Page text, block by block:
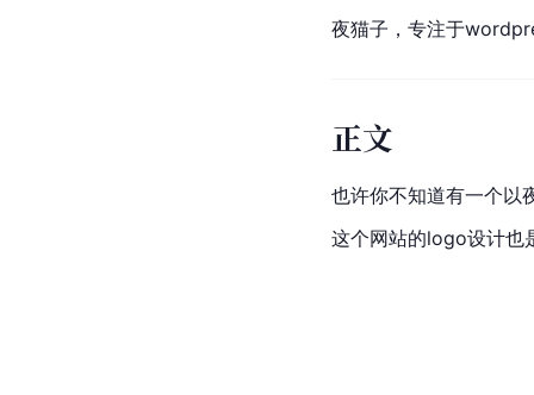
夜猫子，专注于
正文
也许你不知道有一个以
这个网站的logo设计也